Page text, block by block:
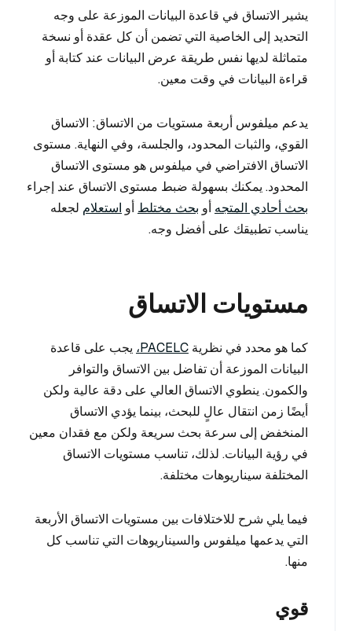
يشير الاتساق في قاعدة البيانات الموزعة على وجه
التحديد إلى الخاصية التي تضمن أن كل عقدة أو نسخة
متماثلة لديها نفس طريقة عرض البيانات عند كتابة أو
قراءة البيانات في وقت معين.
يدعم ميلفوس أربعة مستويات من الاتساق: الاتساق
القوي، والثبات المحدود، والجلسة، وفي النهاية. مستوى
الاتساق الافتراضي في ميلفوس هو مستوى الاتساق
المحدود. يمكنك بسهولة ضبط مستوى الاتساق عند إجراء
بحث أحادي المتجه أو بحث مختلط أو استعلام لجعله
يناسب تطبيقك على أفضل وجه.
مستويات الاتساق
كما هو محدد في نظرية PACELC، يجب على قاعدة
البيانات الموزعة أن تفاضل بين الاتساق والتوافر
والكمون. ينطوي الاتساق العالي على دقة عالية ولكن
أيضًا زمن انتقال عالٍ للبحث، بينما يؤدي الاتساق
المنخفض إلى سرعة بحث سريعة ولكن مع فقدان معين
في رؤية البيانات. لذلك، تناسب مستويات الاتساق
المختلفة سيناريوهات مختلفة.
فيما يلي شرح للاختلافات بين مستويات الاتساق الأربعة
التي يدعمها ميلفوس والسيناريوهات التي تناسب كل
منها.
قوي